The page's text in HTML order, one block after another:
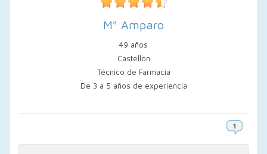
Mª Amparo
49 años
Castellón
Técnico de Farmacia
De 3 a 5 años de experiencia